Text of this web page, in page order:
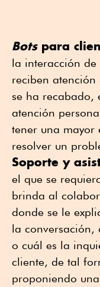
Botspara
la interacción de
reciben
se ha recabado,
atención
tener una mayor
resolver un
Soporte y
el que se
brinda al
donde se le
la conversación,
o cuál es la
cliente, de tal
proponiendo